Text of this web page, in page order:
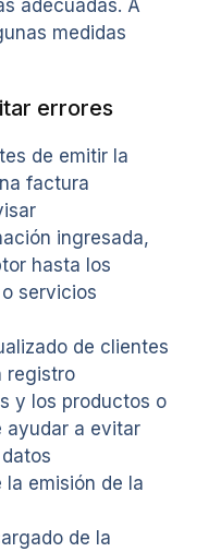
adecuadas. A
medidas
errores
de emitir la
factura
ingresada,
hasta los
servicios
de clientes
registro
y los productos o
ayudar a evitar
emisión de la
de la